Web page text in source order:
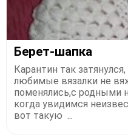
Берет-шапка
Карантин так
любимые вязалки не
поменялись,с родными
когда увидимся
вот такую ...